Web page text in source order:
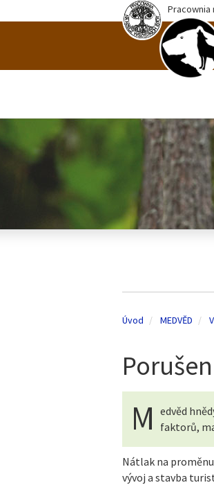
Úvod MEDVĚD
M edvěd
faktorů,
Nátlak na
vývoj a stavba